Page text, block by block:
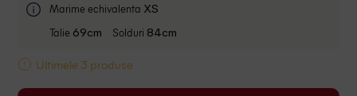
Marime echivalenta XS
Talie 69cm Solduri 84cm
Ultimele 3 produse